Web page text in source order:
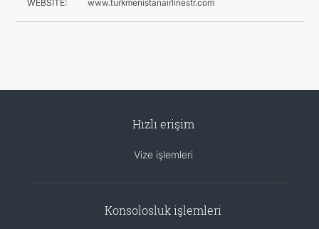
WEBSİTE:
www.turkmenistanairlinestr.com
Hızlı erişim
Vize işlemleri
Konsolosluk işlemleri